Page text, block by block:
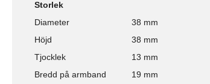
Storlek
Diameter
38 mm
Höjd
38 mm
Tjocklek
13 mm
Bredd på armband
19 mm